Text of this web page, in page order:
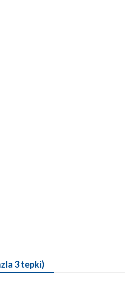
3 tepki)